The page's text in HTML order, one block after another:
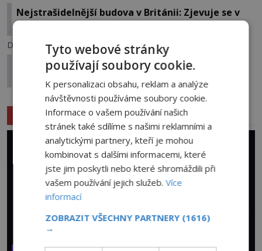
Nejstrašidelnější budova v Británii: Zjevuje se v
Další článek
William Shakespeare a černá magie: Co ukrývá
Související články
Tyto webové stránky
používají soubory cookie.
K personalizaci obsahu, reklam a analýze
návštěvnosti používáme soubory cookie.
Informace o vašem používání našich
stránek také sdílíme s našimi reklamními a
analytickými partnery, kteří je mohou
kombinovat s dalšími informacemi, které
jste jim poskytli nebo které shromáždili při
vašem používání jejich služeb.Více
informací
ZOBRAZIT VŠECHNY PARTNERY (1616)
→